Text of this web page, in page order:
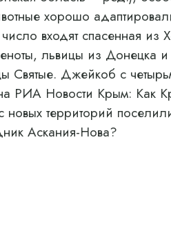
хорошо
входят спасенная из
львицы из Донецка
Святые. Джейкоб с
РИА Новости Крым: Как
территорий
Аскания-Нова?